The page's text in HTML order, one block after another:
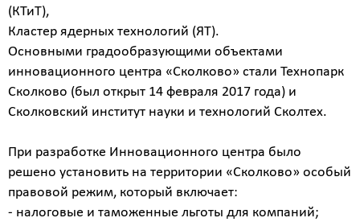
(КТиТ),
Кластер ядерных технологий (ЯТ).
Основными градообразующими объектами
инновационного центра «Сколково» стали Технопарк
Сколково (был открыт 14 февраля 2017 года) и
Сколковский институт науки и технологий Сколтех.
При разработке Инновационного центра было
решено установить на территории «Сколково» особый
правовой режим, который включает:
- налоговые и таможенные льготы для компаний;